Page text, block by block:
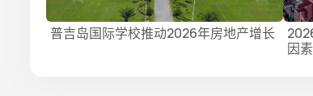
普吉岛国际学校推动2026年房地产增长
因